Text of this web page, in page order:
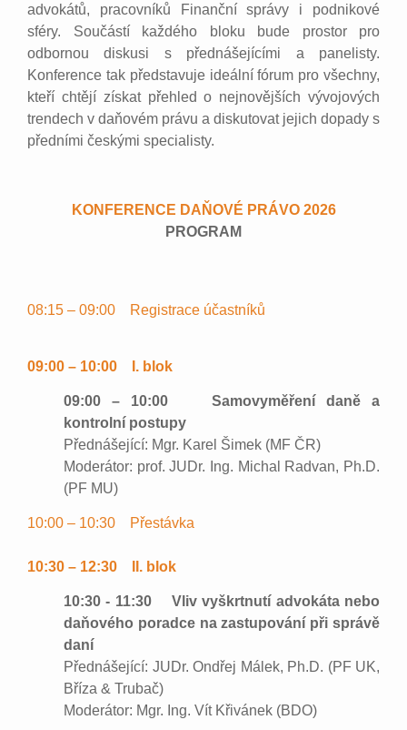
advokátů, pracovníků Finanční správy i podnikové
sféry. Součástí každého bloku bude prostor pro
odbornou diskusi s přednášejícími a panelisty.
Konference tak představuje ideální fórum pro všechny,
kteří chtějí získat přehled o nejnovějších vývojových
trendech v daňovém právu a diskutovat jejich dopady s
předními českými specialisty.
KONFERENCE DAŇOVÉ PRÁVO 2026
PROGRAM
08:15 – 09:00 Registrace účastníků
09:00 – 10:00 I. blok
09:00 – 10:00 Samovyměření daně a
kontrolní postupy
Přednášející: Mgr. Karel Šimek (MF ČR)
Moderátor: prof. JUDr. Ing. Michal Radvan, Ph.D.
(PF MU)
10:00 – 10:30 Přestávka
10:30 – 12:30 II. blok
10:30 - 11:30 Vliv vyškrtnutí advokáta nebo
daňového poradce na zastupování při správě
daní
Přednášející: JUDr. Ondřej Málek, Ph.D. (PF UK,
Bříza & Trubač)
Moderátor: Mgr. Ing. Vít Křivánek (BDO)